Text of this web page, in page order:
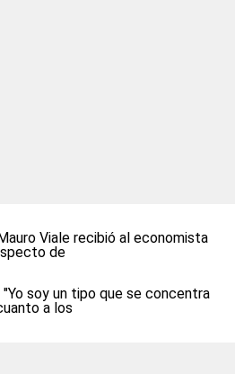
Viale recibió al economista
de
soy un tipo que se concentra
a los